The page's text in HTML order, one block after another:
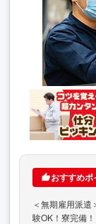
おすすめポ
＜無期雇用派
験OK！寮完備！